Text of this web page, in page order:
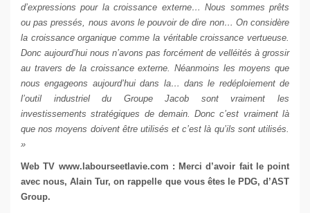
d’expressions pour la croissance externe… Nous sommes prêts
ou pas pressés, nous avons le pouvoir de dire non… On considère
la croissance organique comme la véritable croissance vertueuse.
Donc aujourd’hui nous n’avons pas forcément de velléités à grossir
au travers de la croissance externe. Néanmoins les moyens que
nous engageons aujourd’hui dans la… dans le redéploiement de
l’outil industriel du Groupe Jacob sont vraiment les
investissements stratégiques de demain. Donc c’est vraiment là
que nos moyens doivent être utilisés et c’est là qu’ils sont utilisés.
»
Web TV www.labourseetlavie.com : Merci d’avoir fait le point
avec nous, Alain Tur, on rappelle que vous êtes le PDG, d’AST
Group.